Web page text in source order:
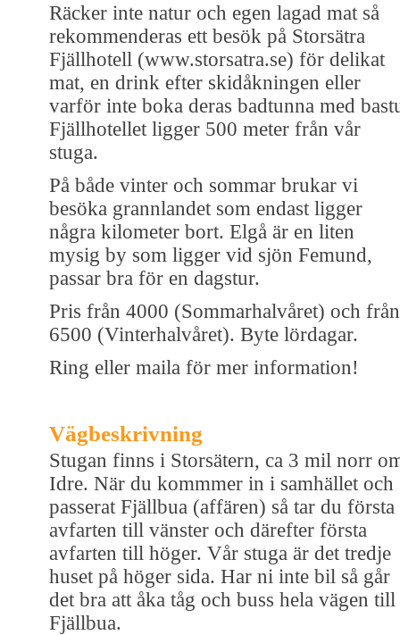
Räcker inte natur och egen lagad mat så
rekommenderas ett besök på Storsätra
Fjällhotell (www.storsatra.se) för delikat
mat, en drink efter skidåkningen eller
varför inte boka deras badtunna med
Fjällhotellet ligger 500 meter från vår
stuga.
På både vinter och sommar brukar vi
besöka grannlandet som endast ligger
några kilometer bort. Elgå är en liten
mysig by som ligger vid sjön Femund,
passar bra för en dagstur.
Pris från 4000 (Sommarhalvåret) och från
6500 (Vinterhalvåret). Byte lördagar.
Ring eller maila för mer information!
Vägbeskrivning
Stugan finns i Storsätern, ca 3 mil norr
Idre. När du kommmer in i samhället och
passerat Fjällbua (affären) så tar du första
avfarten till vänster och därefter första
avfarten till höger. Vår stuga är det tredje
huset på höger sida. Har ni inte bil så går
det bra att åka tåg och buss hela vägen till
Fjällbua.